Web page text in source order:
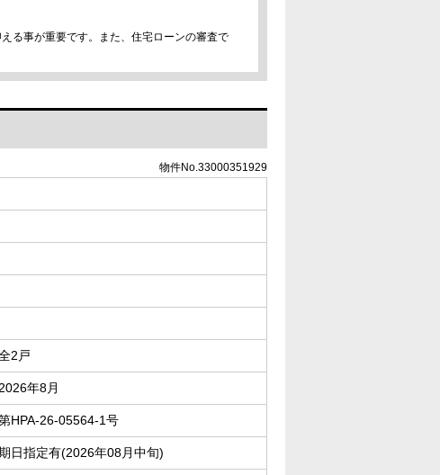
る事が重要です。また、住宅ローンの審査で
物件No.33000351929
2戸
2026年8月
HPA-26-05564-1号
日指定有(2026年08月中旬)